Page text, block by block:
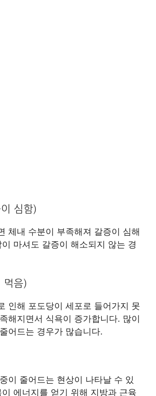
심함)
체내 수분이 부족해져 갈증이 심해
마셔도 갈증이 해소되지 않는 경
먹음)
인해 포도당이 세포로 들어가지 못
해지면서 식욕이 증가합니다. 많이
어드는 경우가 많습니다.
이 줄어드는 현상이 나타날 수 있
에너지를 얻기 위해 지방과 근육